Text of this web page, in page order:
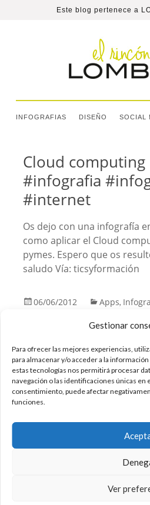
Gestionar
Para ofrecer las mejores experiencias,
para almacenar y/o acceder a la
estas tecnologías nos permitirá procesar
navegación o las identificaciones únicas
consentimiento, puede afectar
funciones.
Ver
Este blog pertenece a
INFOGRAFIAS DISEÑO SOCIAL
Cloud
#infografia
#internet
Os dejo con una infografía
como aplicar el Cloud
pymes. Espero que os
saludo Vía: ticsyformación
06/06/2012 Apps,
Sin comentarios
El estado del
#infografia
#internet
Hola. Una infografía sobre
Computing. Algo que hace